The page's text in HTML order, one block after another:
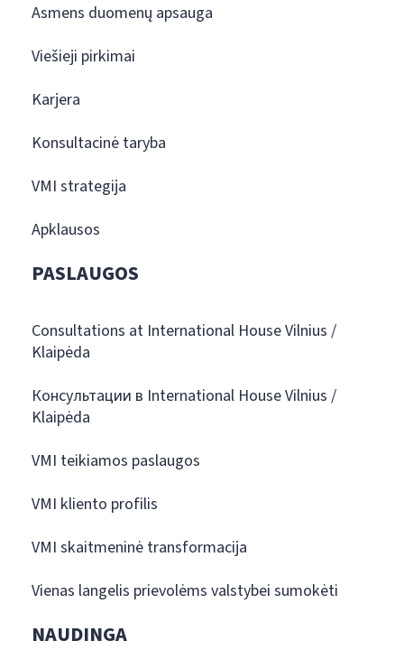
Asmens duomenų apsauga
Viešieji pirkimai
Karjera
Konsultacinė taryba
VMI strategija
Apklausos
PASLAUGOS
Consultations at International House Vilnius /
Klaipėda
Консультации в International House Vilnius /
Klaipėda
VMI teikiamos paslaugos
VMI kliento profilis
VMI skaitmeninė transformacija
Vienas langelis prievolėms valstybei sumokėti
NAUDINGA